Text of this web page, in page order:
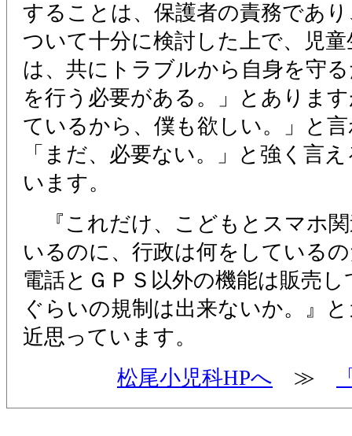
することは、保護者の責務であ
ついて十分に検討した上で、児
は、共にトラブルから自身を守
を行う必要がある。」とありま
ているから、僕も欲しい。」と
「まだ、必要ない。」と強く言
います。
『これだけ、こどもとスマホ
いるのに、行政は何をしている
電話とＧＰＳ以外の機能は販売
ぐらいの規制は出来ないか。』
近思っています。
松尾小児科HPへ ≫